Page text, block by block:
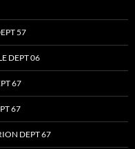
57
DEPT 06
67
67
DEPT 67